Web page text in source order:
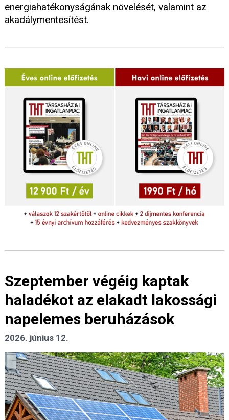
energiahatékonyságának növelését, valamint az
akadálymentesítést.
Szeptember végéig kaptak
haladékot az elakadt lakossági
napelemes beruházások
2026. június 12.